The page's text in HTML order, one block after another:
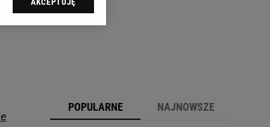
POPULARNE NAJNOWSZE
sp. z o.o., jej
swoje preferencje
Zmiana ustawień
reklam i treści,